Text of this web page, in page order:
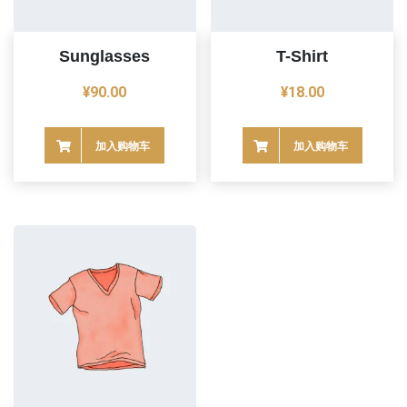
Sunglasses
¥90.00
加入购物车
T-Shirt
¥18.00
加入购物车